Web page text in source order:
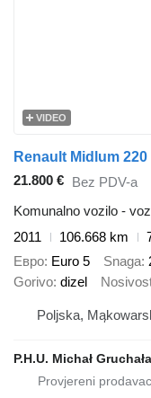
VIDEO
21.800 € Bez PDV-a
Komunalno vozilo -
2011
106.668 km
Евро Euro 5 Snaga
Gorivo dizel
Poljska,
P.H.U. Michał Gruchała